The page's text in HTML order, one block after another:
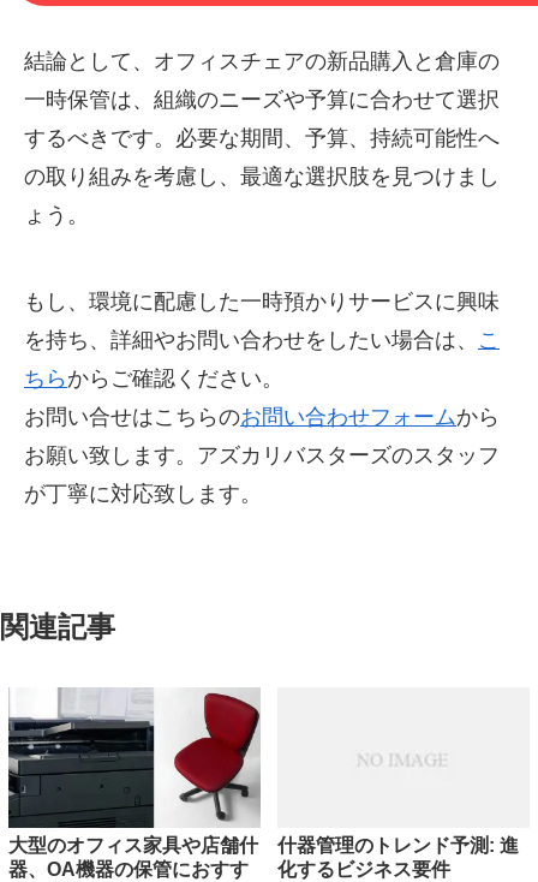
結論として、オフィスチェアの新品購入と倉庫の
一時保管は、組織のニーズや予算に合わせて選択
するべきです。必要な期間、予算、持続可能性へ
の取り組みを考慮し、最適な選択肢を見つけまし
ょう。
もし、環境に配慮した一時預かりサービスに興味
を持ち、詳細やお問い合わせをしたい場合は、 こ
ちら からご確認ください。
お問い合せはこちらのお問い合わせフォームから
お願い致します。アズカリバスターズのスタッフ
が丁寧に対応致します。
関連記事
大型のオフィス家具や店舗什
器、OA機器の保管におすす
什器管理のトレンド予測: 進
化するビジネス要件